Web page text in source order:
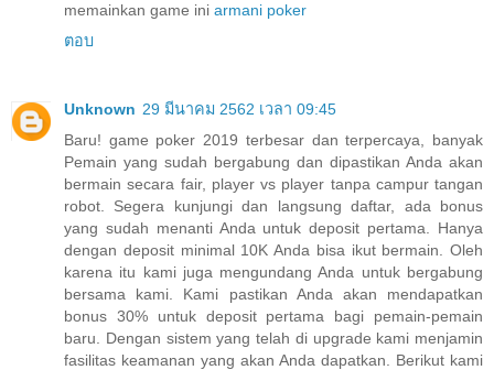
memainkan game ini armani poker
ตอบ
Unknown 29 มีนาคม 2562 เวลา 09:45
Baru! game poker 2019 terbesar dan terpercaya, banyak
Pemain yang sudah bergabung dan dipastikan Anda akan
bermain secara fair, player vs player tanpa campur tangan
robot. Segera kunjungi dan langsung daftar, ada bonus
yang sudah menanti Anda untuk deposit pertama. Hanya
dengan deposit minimal 10K Anda bisa ikut bermain. Oleh
karena itu kami juga mengundang Anda untuk bergabung
bersama kami. Kami pastikan Anda akan mendapatkan
bonus 30% untuk deposit pertama bagi pemain-pemain
baru. Dengan sistem yang telah di upgrade kami menjamin
fasilitas keamanan yang akan Anda dapatkan. Berikut kami